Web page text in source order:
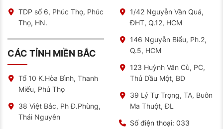
TDP số 6, Phúc Thọ, Phúc
Thọ, HN.
CÁC TỈNH MIỀN BẮC
Tổ 10 K.Hòa Bình, Thanh
Miếu, Phú Thọ
38 Việt Bắc, Ph Đ.Phùng,
Thái Nguyên
1/42 Nguyễn Văn Quá,
ĐHT, Q.12, HCM
146 Nguyễn Biểu, Ph.2,
Q.5, HCM
123 Huỳnh Văn Cù, PC,
Thủ Dầu Một, BD
39 Lý Tự Trọng, TA, Buôn
Ma Thuột, ĐL
Số điện thoại: 033